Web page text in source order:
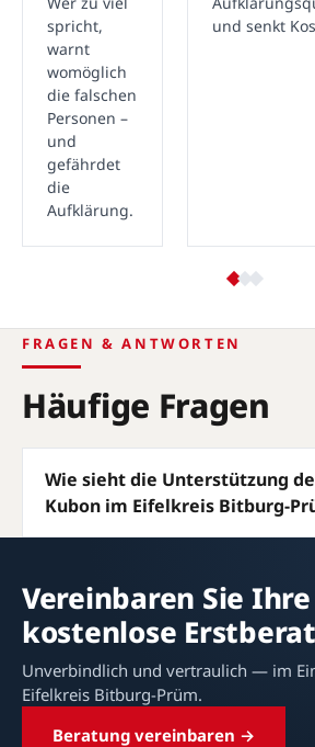
spricht,
warnt
womöglich
die falschen
Personen –
und
gefährdet
die
Aufklärung.
und senkt
FRAGEN & ANTWORTEN
Häufige Fragen
Wie sieht die Unterstützung
Kubon im Eifelkreis Bitburg-
Vereinbaren Sie Ihre
kostenlose
Unverbindlich und vertraulich — im
Eifelkreis Bitburg-Prüm.
Beratung vereinbaren →